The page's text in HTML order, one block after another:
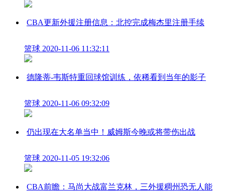
CBA更新外援注册信息：北控完成梅杰里注册手续
篮球 2020-11-06 11:32:11
德隆蒂-韦斯特重回球馆训练，依稀看到当年的影子
篮球 2020-11-06 09:32:09
仍出现在大名单当中！威姆斯今晚或将带伤出战
篮球 2020-11-05 19:32:06
CBA前瞻：马尚大战富兰克林，三外援稠州恐无人能